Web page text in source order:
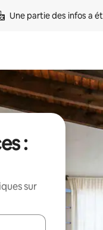
Une partie des infos a
:
sur